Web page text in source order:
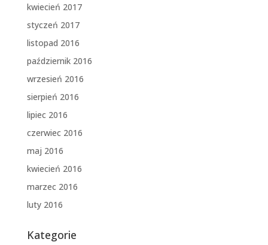
kwiecień 2017
styczeń 2017
listopad 2016
październik 2016
wrzesień 2016
sierpień 2016
lipiec 2016
czerwiec 2016
maj 2016
kwiecień 2016
marzec 2016
luty 2016
Kategorie